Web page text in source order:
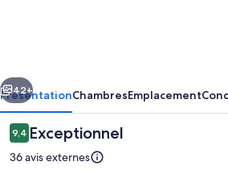
Suivant
42+
PrésentationChambresEmplacement
Avis
voyageurs
9,49,4 sur 10
Exceptionnel
36 avis externes